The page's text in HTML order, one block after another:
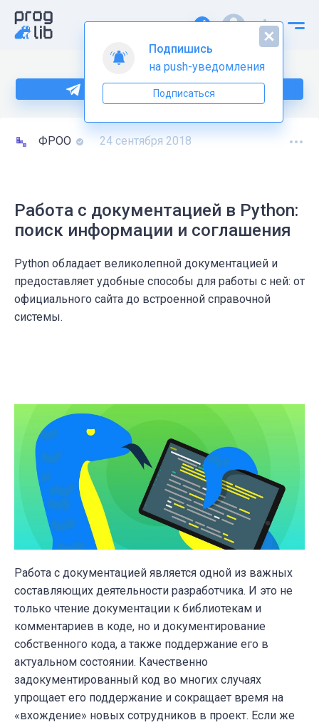
Больше информации по Python тут
ФРОО 24 сентября 2018
Работа с документацией в Python:
поиск информации и соглашения
Python обладает великолепной документацией и
предоставляет удобные способы для работы с ней: от
официального сайта до встроенной справочной
системы.
Работа с документацией является одной из важных
составляющих деятельности разработчика. И это не
только чтение документации к библиотекам и
комментариев в коде, но и документирование
собственного кода, а также поддержание его в
актуальном состоянии. Качественно
задокументированный код во многих случаях
упрощает его поддержание и сокращает время на
«вхождение» новых сотрудников в проект. Если же
Подпишись
на push-уведомления
Подписаться